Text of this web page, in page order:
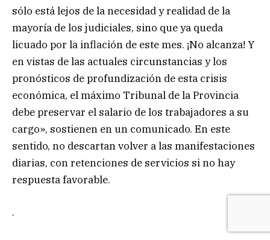
sólo está lejos de la necesidad y realidad de la
mayoría de los judiciales, sino que ya queda
licuado por la inflación de este mes. ¡No alcanza! Y
en vistas de las actuales circunstancias y los
pronósticos de profundización de esta crisis
económica, el máximo Tribunal de la Provincia
debe preservar el salario de los trabajadores a su
cargo», sostienen en un comunicado. En este
sentido, no descartan volver a las manifestaciones
diarias, con retenciones de servicios si no hay
respuesta favorable.
.